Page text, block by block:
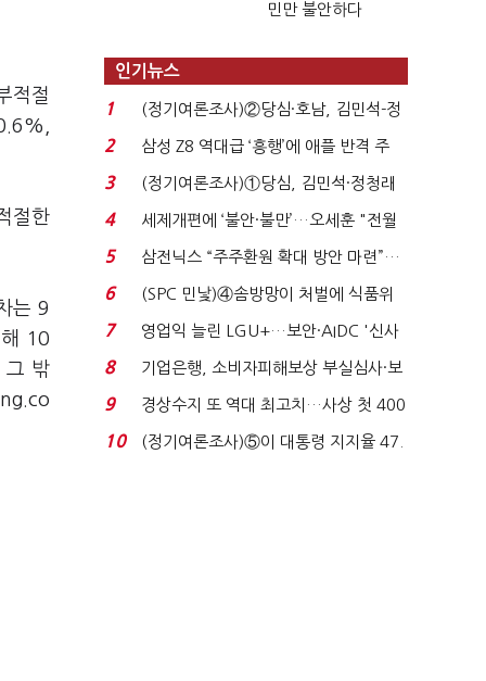
적절
절한
는 9
10
그 밖
민만 불안하다
인기뉴스
1
(정기여론조사)②당심·호남, 김민석-정
청래 '초접전'...
2
삼성 Z8 역대급 ‘흥행’에 애플 반격 주
목…9월 ‘폴...
3
(정기여론조사)①당심, 김민석·정청래
'초접전'…대통령 ...
4
세제개편에 ‘불안·불만’…오세훈 "전월
세 구하기 더 ...
5
삼전닉스 “주주환원 확대 방안 마련”…
로이터에 성명...
6
(SPC 민낯)④솜방망이 처벌에 식품위
생법 위반 반복...
7
영업익 늘린 LGU+…보안·AIDC '신사
업 드라이브'...
8
기업은행, 소비자피해보상 부실심사·보
이스피싱 공시 ...
9
경상수지 또 역대 최고치…사상 첫 400
억달러에 '3% 성...
10
(정기여론조사)⑤이 대통령 지지율 47.